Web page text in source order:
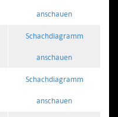
anschauen
Schachdiagramm
anschauen
Schachdiagramm
anschauen